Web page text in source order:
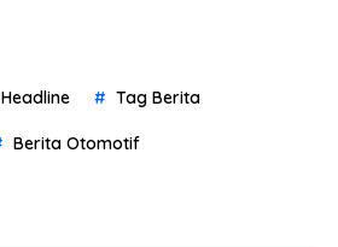
Headline Tag Berita
Berita Otomotif